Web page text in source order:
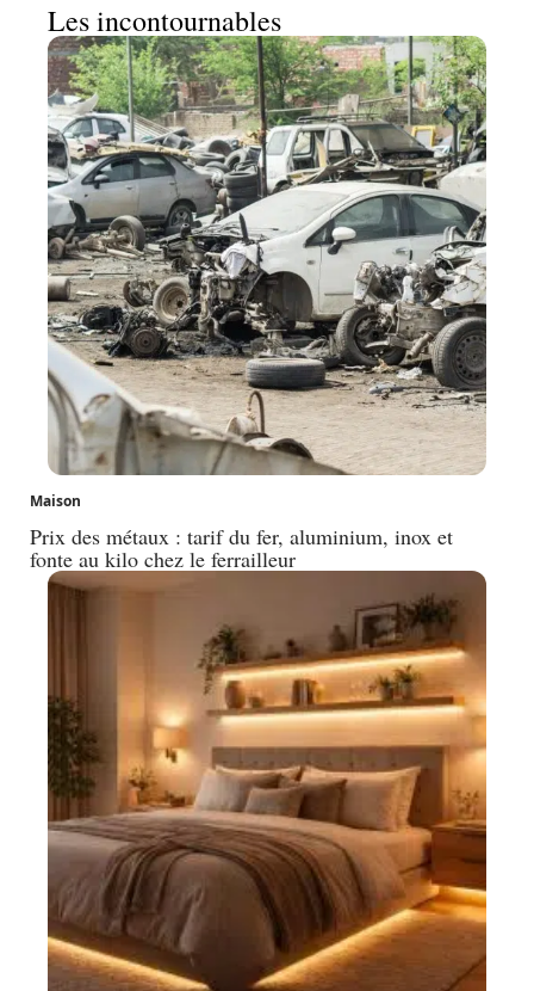
Les incontournables
Maison
Prix des métaux : tarif du fer, aluminium, inox et
fonte au kilo chez le ferrailleur